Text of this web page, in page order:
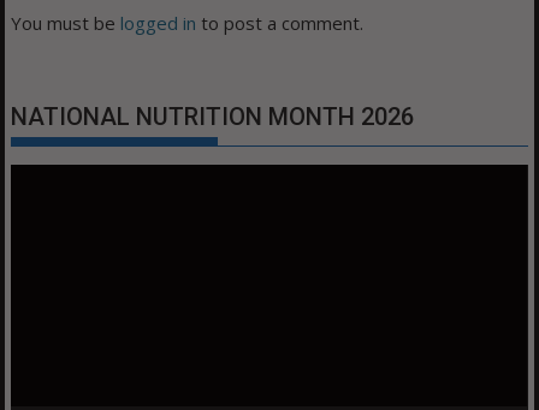
You must be logged in to post a comment.
NATIONAL NUTRITION MONTH 2026